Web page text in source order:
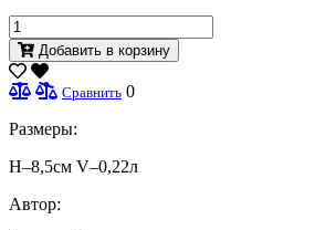
Добавить в корзину
Сравнить 0
Размеры:
H–8,5см V–0,22л
Автор: